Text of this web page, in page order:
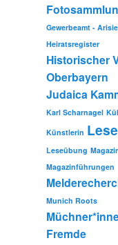
Gewerbeamt -
Heiratsregister
Historischer
Oberbayern
Judaica
Karl Scharnagel
Künstlerin
Leseübung
Magazinführungen
Munich Roots
Fremde